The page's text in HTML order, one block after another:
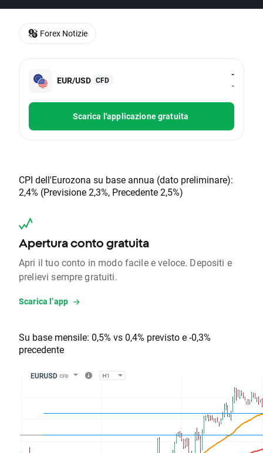
EUR/USD CFD
-
-
Scarica l'applicazione gratuita
CPI dell'Eurozona su base annua (dato preliminare):
2,4% (Previsione 2,3%, Precedente 2,5%)
Apertura conto gratuita
Apri il tuo conto in modo facile e veloce. Depositi e
prelievi sempre gratuiti.
Scarica l’app
Su base mensile: 0,5% vs 0,4% previsto e -0,3%
precedente
Forex Notizie